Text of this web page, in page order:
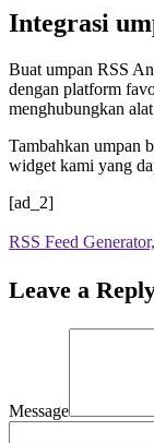
Integrasi
Buat umpan RSS
dengan platform
menghubungkan
Tambahkan umpan
widget kami yang
[ad_2]
RSS Feed
Leave a
Message